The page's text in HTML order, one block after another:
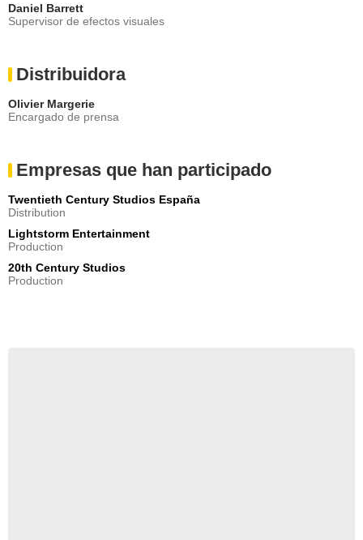
Daniel Barrett
Supervisor de efectos visuales
Distribuidora
Olivier Margerie
Encargado de prensa
Empresas que han participado
Twentieth Century Studios España
Distribution
Lightstorm Entertainment
Production
20th Century Studios
Production